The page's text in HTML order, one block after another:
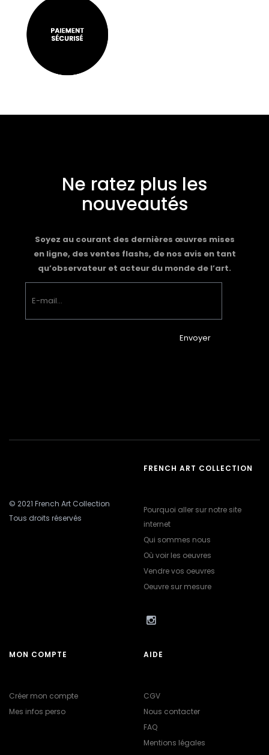
Ne ratez plus les
nouveautés
Soyez au courant des dernières œuvres mises
en ligne, des ventes flashs, de nos avis en tant
qu’observateur et acteur du monde de l’art.
Envoyer
© 2021 French Art Collection
Tous droits réservés
FRENCH ART COLLECTION
Pourquoi aller sur notre site
internet
Qui sommes nous
Où voir les oeuvres
Vendre vos oeuvres
Oeuvre sur mesure
MON COMPTE
Créer mon compte
Mes infos perso
AIDE
CGV
Nous contacter
FAQ
Mentions légales